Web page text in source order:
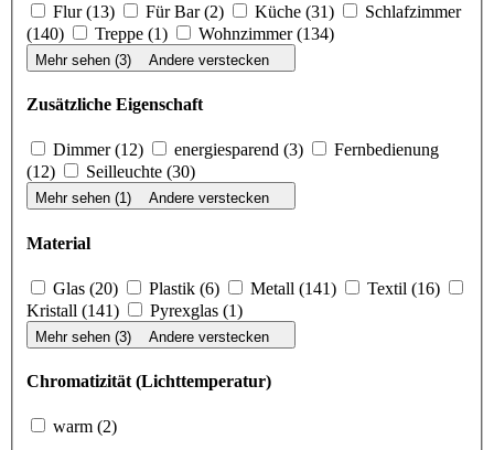
Flur (13) Für Bar (2) Küche (31)
Schlafzimmer
(140)
Treppe (1) Wohnzimmer (134)
Mehr sehen (3) Andere verstecken
Zusätzliche Eigenschaft
Dimmer (12) ener­gie­spa­rend (3)
Fernbedienung
(12)
Seilleuchte (30)
Mehr sehen (1) Andere verstecken
Material
Glas (20) Plastik (6) Metall (141)
Textil (16)
Kristall (141)
Pyrexglas (1)
Mehr sehen (3) Andere verstecken
Chromatizität (Lichttemperatur)
warm (2)